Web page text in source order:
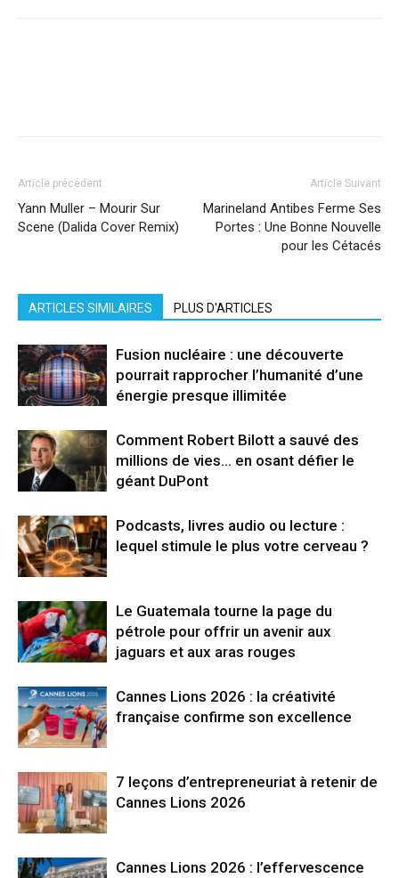
Article précédent
Yann Muller – Mourir Sur
Scene (Dalida Cover Remix)
Article Suivant
Marineland Antibes Ferme Ses
Portes : Une Bonne Nouvelle
pour les Cétacés
ARTICLES SIMILAIRES PLUS D'ARTICLES
Fusion nucléaire : une découverte
pourrait rapprocher l’humanité d’une
énergie presque illimitée
Comment Robert Bilott a sauvé des
millions de vies… en osant défier le
géant DuPont
Podcasts, livres audio ou lecture :
lequel stimule le plus votre cerveau ?
Le Guatemala tourne la page du
pétrole pour offrir un avenir aux
jaguars et aux aras rouges
Cannes Lions 2026 : la créativité
française confirme son excellence
7 leçons d’entrepreneuriat à retenir de
Cannes Lions 2026
Cannes Lions 2026 : l’effervescence